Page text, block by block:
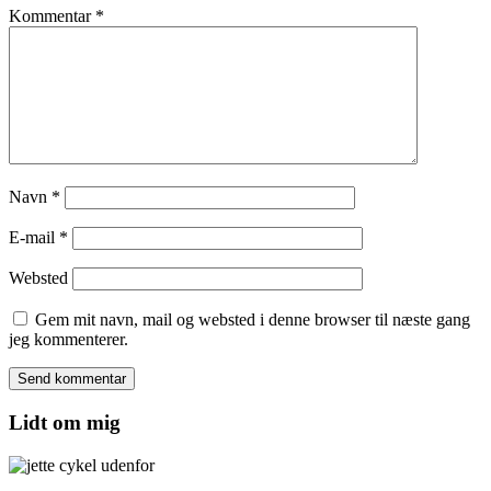
Kommentar *
Navn *
E-mail *
Websted
Gem mit navn, mail og websted i denne browser til næste gang
jeg kommenterer.
Lidt om mig